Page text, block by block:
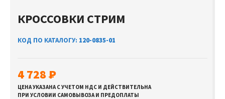
КРОССОВКИ СТРИМ
КОД ПО КАТАЛОГУ: 120-0835-01
4 728
ЦЕНА УКАЗАНА С УЧЕТОМ НДС И ДЕЙСТВИТЕЛЬНА
ПРИ УСЛОВИИ САМОВЫВОЗА И ПРЕДОПЛАТЫ